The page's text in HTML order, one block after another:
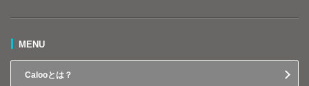
MENU
Calooとは？